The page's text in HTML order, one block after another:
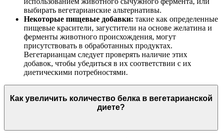
выбирать вегетарианские альтернативы.
Некоторые пищевые добавки: такие как определенные
пищевые красители, загустители на основе желатина и
ферменты животного происхождения, могут
присутствовать в обработанных продуктах.
Вегетарианцам следует проверять наличие этих
добавок, чтобы убедиться в их соответствии с их
диетическими потребностями.
Как увеличить количество белка в вегетарианской
диете?